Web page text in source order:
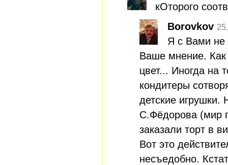
кОторого
Borovkov
Я с Вами не
Ваше мнение. Как
цвет... Иногда на
кондитеры
детские
С.Фёдорова (мир
заказали торт в
Вот это
несъедобно.